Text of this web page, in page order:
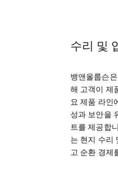
수리 및
뱅앤올룹슨
해 고객이 제
요 제품 라인
성과 보안을
트를 제공합
는 현지 수리
고 순환 경제